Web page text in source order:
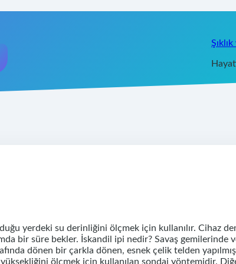
yerdeki su derinliğini ölçmek için kullanılır. Cihaz
bir süre bekler. İskandil ipi nedir? Savaş gemilerinde
dönen bir çarkla dönen, esnek çelik telden
ölçmek için kullanılan sondaj yöntemidir.